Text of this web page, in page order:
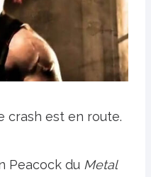
crash est en route.
Peacock du Metal